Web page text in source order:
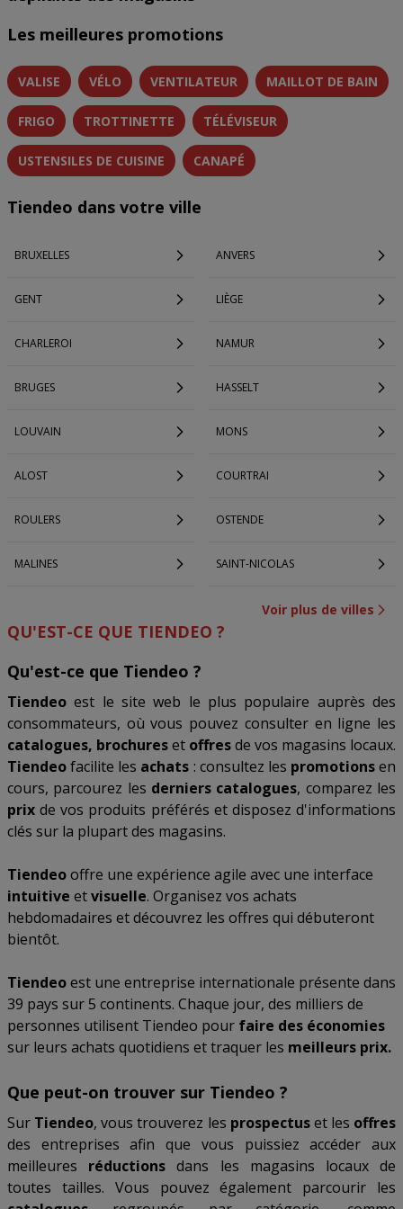
Les meilleures promotions
VALISE VÉLO VENTILATEUR MAILLOT DE BAIN
FRIGO TROTTINETTE TÉLÉVISEUR
USTENSILES DE CUISINE CANAPÉ
Tiendeo dans votre ville
BRUXELLES ANVERS
GENT LIÈGE
CHARLEROI NAMUR
BRUGES HASSELT
LOUVAIN MONS
ALOST COURTRAI
ROULERS OSTENDE
MALINES SAINT-NICOLAS
Voir plus de villes
QU'EST-CE QUE TIENDEO ?
Qu'est-ce que Tiendeo ?
Tiendeo est le site web le plus populaire auprès des
consommateurs, où vous pouvez consulter en ligne les
catalogues, brochureset offresde vos magasins locaux.
Tiendeofacilite les achats : consultez les promotionsen
cours, parcourez les derniers catalogues, comparez les
prix de vos produits préférés et disposez d'informations
clés sur la plupart des magasins.
Tiendeooffre une expérience agile avec une interface
intuitive etvisuelle. Organisez vos achats
hebdomadaires et découvrez les offres qui débuteront
bientôt.
Tiendeoest une entreprise internationale présente dans
39 pays sur 5 continents. Chaque jour, des milliers de
personnes utilisent Tiendeo pour faire des économies
sur leurs achats quotidiens et traquer les meilleurs prix.
Que peut-on trouver sur Tiendeo ?
Sur Tiendeo, vous trouverez les prospectuset les offres
des entreprises afin que vous puissiez accéder aux
meilleures réductions dans les magasins locaux de
toutes tailles. Vous pouvez également parcourir les